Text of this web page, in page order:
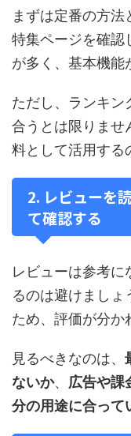
まずは定番の方
特集ページを確認
が多く、基本機能
ただし、ランキン
合うとは限りませ
料として活用する
2. レビューを
て確認する
レビューは参考に
るのは避けましょ
ため、評価が分か
見るべきなのは、
ないか、 広告や課
分の用途に合って